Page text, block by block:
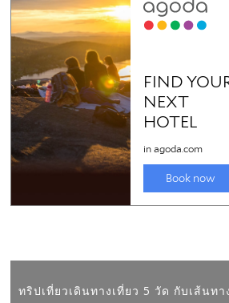
ทริปเที่ยวเดินทางเที่ยว 5 วัด กับเส้นท